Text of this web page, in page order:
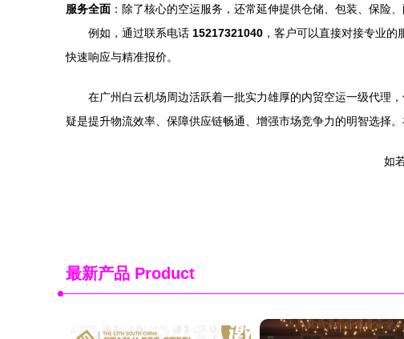
服务全面 ：除了核心的空运服务，还常延伸提供仓储、包装、保险
例如，通过联系电话 15217321040 ，客户可以直接对接专业
快速响应与精准报价。
在广州白云机场周边活跃着一批实力雄厚的内贸空运一级代理
疑是提升物流效率、保障供应链畅通、增强市场竞争力的明智选择
如
最新产品 Product